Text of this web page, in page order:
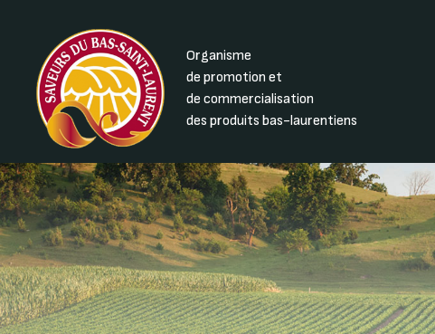
Organisme
de promotion et
de commercialisation
des produits bas-laurentiens